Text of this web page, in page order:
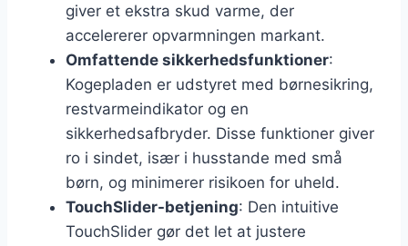
giver et ekstra skud varme, der
accelererer opvarmningen markant.
Omfattende sikkerhedsfunktioner:
Kogepladen er udstyret med børnesikring,
restvarmeindikator og en
sikkerhedsafbryder. Disse funktioner giver
ro i sindet, især i husstande med små
børn, og minimerer risikoen for uheld.
TouchSlider-betjening: Den intuitive
TouchSlider gør det let at justere